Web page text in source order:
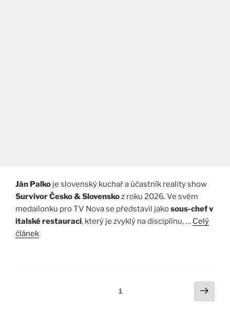
Ján Palko je slovenský kuchař a účastník reality show
Survivor Česko & Slovenskoz roku 2026. Ve svém
medailonku pro TV Nova se představil jakosous-chef v
italské restauraci, který je zvyklý na disciplínu, … Celý
článek
Stránka:1
Další